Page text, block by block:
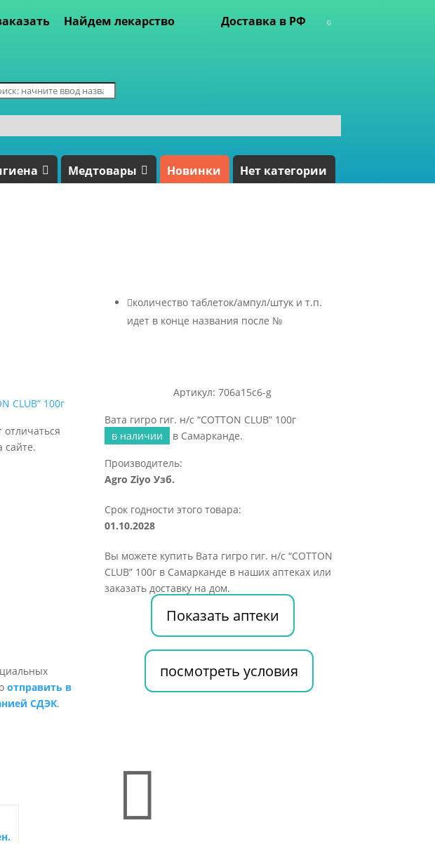
Найдем лекарство Доставка в РФ 0
Медтовары Новинки Нет категории
количество таблеток/ампул/штук и т.п.
идет в конце названия после №
сайте.
Артикул: 706a15c6-g
Вата гигро гиг. н/с “COTTON CLUB” 100г
в наличии
в Самарканде.
Производитель:
Agro Ziyo Узб.
Срок годности этого товара:
01.10.2028
Вы можете купить Вата гигро гиг. н/с “COTTON
CLUB” 100г в Самарканде в наших аптеках или
заказать доставку на дом.
Показать аптеки
отправить в
СДЭК.
посмотреть условия
